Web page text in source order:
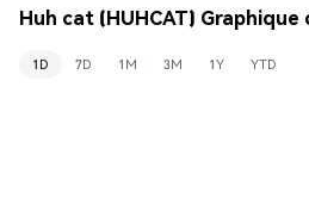
Huh cat (HUHCAT)
1D 7D 1M 3M 1Y YTD